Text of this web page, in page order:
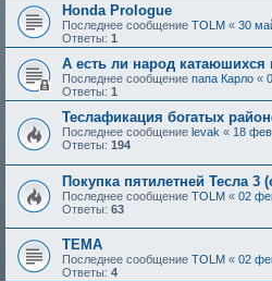
Honda Prologue
Последнее сообщение TOLM « 30
Ответы: 1
А есть ли народ
Последнее сообщение папа Карло «
Ответы: 1
Теслафикация богатых
Последнее сообщение levak « 18
Ответы: 194
Покупка пятилетней Тесла 3
Последнее сообщение TOLM « 02
Ответы: 63
ТЕМА
Последнее сообщение TOLM « 02
Ответы: 4